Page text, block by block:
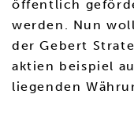
öffentlich
werden. Nun
der Gebert
aktien beispiel
liegenden